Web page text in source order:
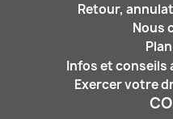
Retour,
Nous
Infos et conseils
Exercer votre